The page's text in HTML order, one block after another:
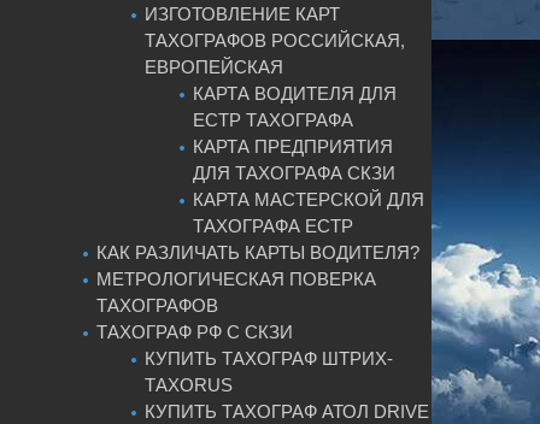
ИЗГОТОВЛЕНИЕ КАРТ
ТАХОГРАФОВ РОССИЙСКАЯ,
ЕВРОПЕЙСКАЯ
КАРТА ВОДИТЕЛЯ ДЛЯ
ЕСТР ТАХОГРАФА
КАРТА ПРЕДПРИЯТИЯ
ДЛЯ ТАХОГРАФА СКЗИ
КАРТА МАСТЕРСКОЙ ДЛЯ
ТАХОГРАФА ЕСТР
КАК РАЗЛИЧАТЬ КАРТЫ ВОДИТЕЛЯ?
МЕТРОЛОГИЧЕСКАЯ ПОВЕРКА
ТАХОГРАФОВ
ТАХОГРАФ РФ С СКЗИ
КУПИТЬ ТАХОГРАФ ШТРИХ-
ТАХОRUS
КУПИТЬ ТАХОГРАФ АТОЛ DRIVE